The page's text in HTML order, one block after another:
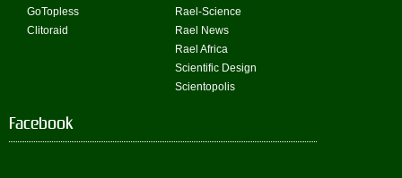
GoTopless
Clitoraid
Rael-Science
Rael News
Rael Africa
Scientific Design
Scientopolis
Facebook